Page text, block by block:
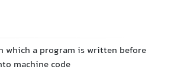
which a program is written before
machine code